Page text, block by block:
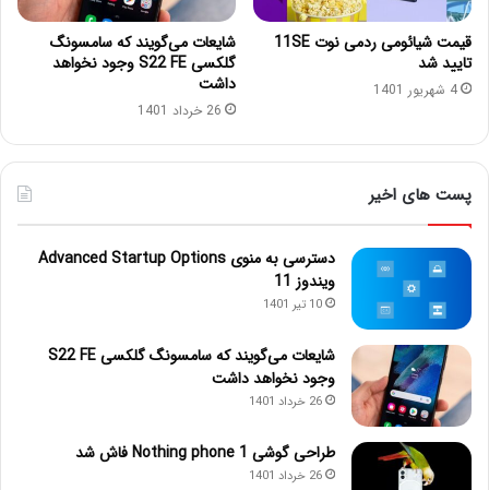
قیمت شیائومی ردمی نوت 11SE
تایید شد
4 شهریور 1401
شایعات می‌گویند که سامسونگ
گلکسی S22 FE وجود نخواهد
داشت
26 خرداد 1401
پست های اخیر
دسترسی به منوی Advanced Startup Options
ویندوز 11
10 تیر 1401
شایعات می‌گویند که سامسونگ گلکسی S22 FE
وجود نخواهد داشت
26 خرداد 1401
طراحی گوشی Nothing phone 1 فاش شد
26 خرداد 1401